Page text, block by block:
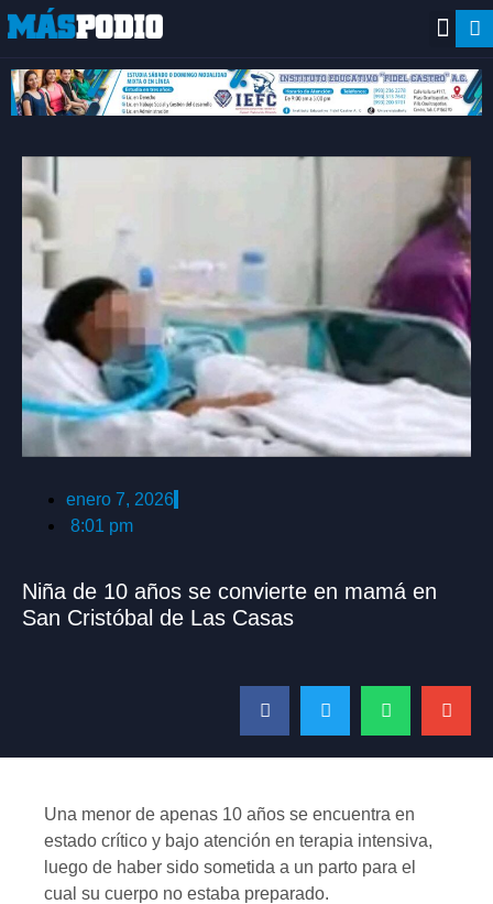
enero 7, 2026
8:01 pm
Niña de 10 años se convierte en mamá en
San Cristóbal de Las Casas
Una menor de apenas 10 años se encuentra en
estado crítico y bajo atención en terapia intensiva,
luego de haber sido sometida a un parto para el
cual su cuerpo no estaba preparado.